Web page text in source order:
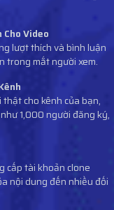
Video
lượt thích và bình luận
trong mắt người xem.
cho kênh của bạn,
1,000 người đăng ký,
cấp tài khoản clone
nội dung đến nhiều đối